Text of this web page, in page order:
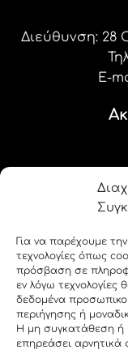
Για να παρέχουμε
τεχνολογίες όπως
πρόσβαση σε
εν λόγω τεχνολογίες
δεδομένα
περιήγησης ή
Η μη συγκατάθεση ή
επηρεάσει αρνητικά
Διεύθυνση: 28
E-
label_19
label_20